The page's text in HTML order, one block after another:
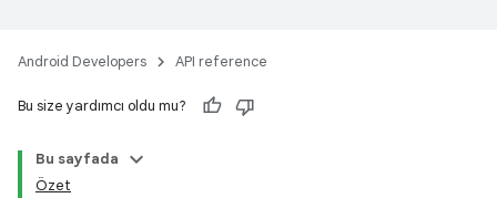
Android Developers API reference
Bu size yardımcı oldu mu?
Bu sayfada
Özet